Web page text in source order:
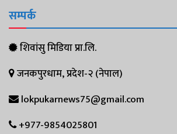
सम्पर्क
शिवांसु मिडिया प्रा.लि.
जनकपुरधाम, प्रदेश-२ (नेपाल)
lokpukarnews75@gmail.com
+977-9854025801